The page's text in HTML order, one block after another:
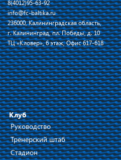
8(4012)95-63-92
info@fc-baltika.ru
236000, Калининградская область,
г. Калининград, пл. Победы, д. 10
ТЦ «Кловер», 6 этаж, Офис 617-618
Клуб
Руководство
Тренерский штаб
Стадион